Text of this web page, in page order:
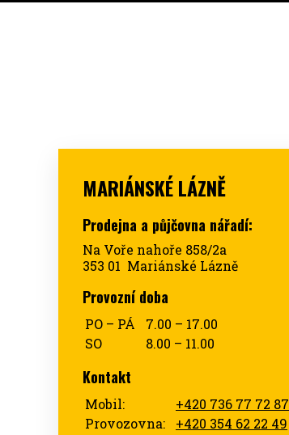
MARIÁNSKÉ LÁZNĚ
Prodejna a půjčovna nářadí:
Na Voře nahoře 858/2a
353 01 Mariánské Lázně
Provozní doba
PO – PÁ
7.00 – 17.00
SO
8.00 – 11.00
Kontakt
Mobil:
+420 736 77 72 87
Provozovna:
+420 354 62 22 49